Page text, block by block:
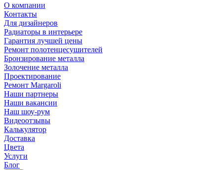
О компании
Контакты
Для дизайнеров
Радиаторы в интерьере
Гарантия лучшей цены
Ремонт полотенцесушителей
Бронзирование металла
Золочение металла
Проектирование
Ремонт Margaroli
Наши партнеры
Наши вакансии
Наш шоу-рум
Видеоотзывы
Калькулятор
Доставка
Цвета
Услуги
Блог